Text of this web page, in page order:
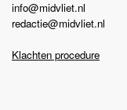
info@midvliet.nl
redactie@midvliet.nl
Klachten procedure